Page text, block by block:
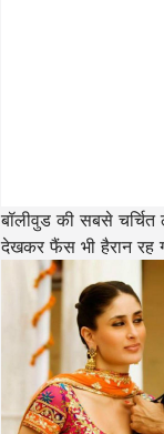
बॉलीवुड की सबसे
देखकर फैंस भी हैरान रह